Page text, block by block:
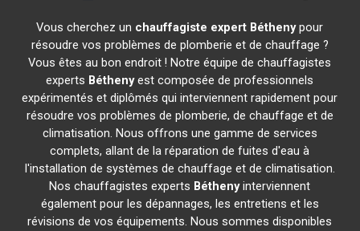
Vous cherchez un chauffagiste expert Béthenypour
résoudre vos problèmes de plomberie et de chauffage ?
Vous êtes au bon endroit ! Notre équipe de chauffagistes
experts Béthenyest composée de professionnels
expérimentés et diplômés qui interviennent rapidement pour
résoudre vos problèmes de plomberie, de chauffage et de
climatisation. Nous offrons une gamme de services
complets, allant de la réparation de fuites d'eau à
l'installation de systèmes de chauffage et de climatisation.
Nos chauffagistes experts Béthenyinterviennent
également pour les dépannages, les entretiens et les
révisions de vos équipements. Nous sommes disponibles